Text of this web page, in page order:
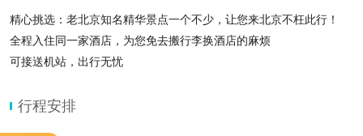
精心挑选：老北京知名精华景点一个不少，让您来北京不枉此行！
全程入住同一家酒店，为您免去搬行李换酒店的麻烦
可接送机站，出行无忧
行程安排